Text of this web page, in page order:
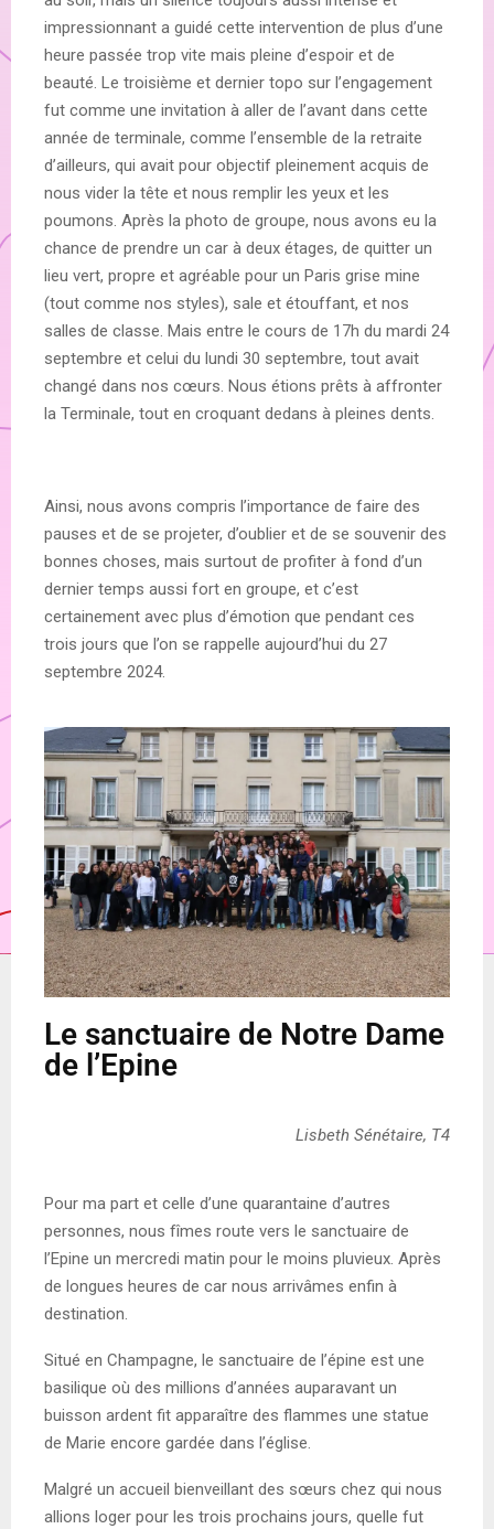
impressionnant a guidé cette intervention de plus d’une
heure passée trop vite mais pleine d’espoir et de
beauté. Le troisième et dernier topo sur l’engagement
fut comme une invitation à aller de l’avant dans cette
année de terminale, comme l’ensemble de la retraite
d’ailleurs, qui avait pour objectif pleinement acquis de
nous vider la tête et nous remplir les yeux et les
poumons. Après la photo de groupe, nous avons eu la
chance de prendre un car à deux étages, de quitter un
lieu vert, propre et agréable pour un Paris grise mine
(tout comme nos styles), sale et étouffant, et nos
salles de classe. Mais entre le cours de 17h du mardi 24
septembre et celui du lundi 30 septembre, tout avait
changé dans nos cœurs. Nous étions prêts à affronter
la Terminale, tout en croquant dedans à pleines dents.
Ainsi, nous avons compris l’importance de faire des
pauses et de se projeter, d’oublier et de se souvenir des
bonnes choses, mais surtout de profiter à fond d’un
dernier temps aussi fort en groupe, et c’est
certainement avec plus d’émotion que pendant ces
trois jours que l’on se rappelle aujourd’hui du 27
septembre 2024.
Le sanctuaire de Notre Dame
de l’Epine
Lisbeth Sénétaire, T4
Pour ma part et celle d’une quarantaine d’autres
personnes, nous fîmes route vers le sanctuaire de
l’Epine un mercredi matin pour le moins pluvieux. Après
de longues heures de car nous arrivâmes enfin à
destination.
Situé en Champagne, le sanctuaire de l’épine est une
basilique où des millions d’années auparavant un
buisson ardent fit apparaître des flammes une statue
de Marie encore gardée dans l’église.
Malgré un accueil bienveillant des sœurs chez qui nous
allions loger pour les trois prochains jours, quelle fut